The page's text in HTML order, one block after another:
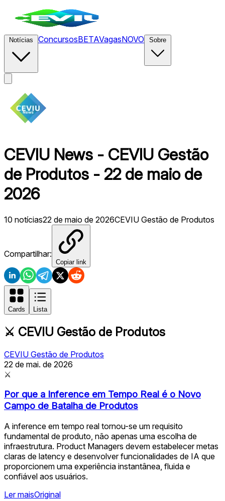
ConcursosBETAVagasNOVO
CEVIU News - CEVIU Gestão
de Produtos - 22 de maio de
2026
10 notícias22 de maio de 2026CEVIU Gestão de Produtos
Compartilhar:
Copiar link
Cards Lista
⚔️ CEVIU Gestão de Produtos
CEVIU Gestão de Produtos
22 de mai. de 2026
⚔
Por que a Inference em Tempo Real é o Novo
Campo de Batalha de Produtos
A inference em tempo real tornou-se um requisito
fundamental de produto, não apenas uma escolha de
infraestrutura. Product Managers devem estabelecer metas
claras de latency e desenvolver funcionalidades de IA que
proporcionem uma experiência instantânea, fluida e
confiável aos usuários.
Ler maisOriginal